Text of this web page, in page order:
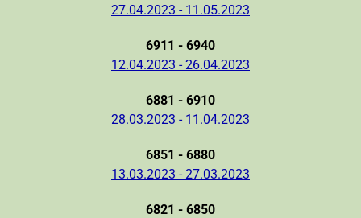
27.04.2023 - 11.05.2023
6911 - 6940
12.04.2023 - 26.04.2023
6881 - 6910
28.03.2023 - 11.04.2023
6851 - 6880
13.03.2023 - 27.03.2023
6821 - 6850